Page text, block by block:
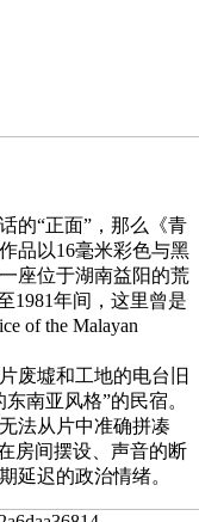
的“正面”，那么《青
品以16毫米彩色与黑
座位于湖南益阳的荒
1981年间，这里曾是
of the Malayan
废墟和工地的电台旧
南亚风格”的民宿。
法从片中准确拼凑
房间摆设、声音的断
延迟的政治情绪。